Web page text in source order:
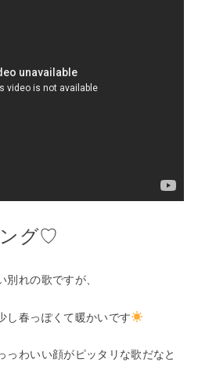
グ♡
れの歌ですが、
し春っぽくて暖かいです
っわいい顔がピッタリな歌だなと